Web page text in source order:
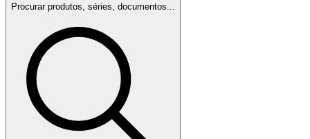
Procurar produtos, séries, documentos...